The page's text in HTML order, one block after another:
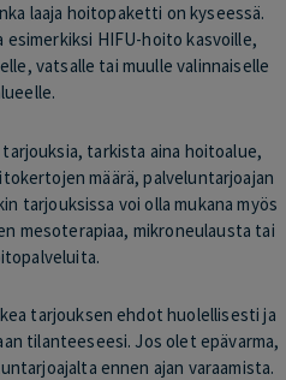
laaja hoitopaketti on kyseessä.
esimerkiksi HIFU-hoito kasvoille,
vatsalle tai muulle valinnaiselle
tarkista aina hoitoalue,
määrä, palveluntarjoajan
tarjouksissa voi olla mukana myös
mesoterapiaa, mikroneulausta tai
tarjouksen ehdot huolellisesti ja
tilanteeseesi. Jos olet epävarma,
ennen ajan varaamista.